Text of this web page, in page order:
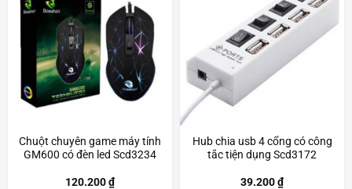
Chuột chuyên game máy tính
GM600 có đèn led Scd3234
120.200₫
Hub chia usb 4 cổng có công
tắc tiện dụng Scd3172
39.200₫